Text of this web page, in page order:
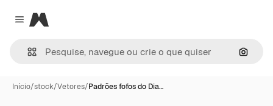
Close menu
Magnific
Início/stock/Vetores/Padrões fofos do Dia…